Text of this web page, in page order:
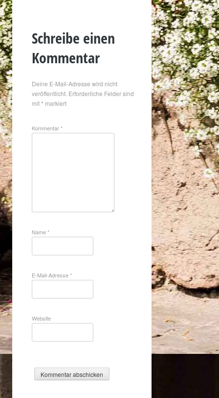
Schreibe einen
Kommentar
Deine E-Mail-Adresse wird nicht
veröffentlicht. Erforderliche Felder sind
mit* markiert
Kommentar*
Name*
E-Mail-Adresse*
Website